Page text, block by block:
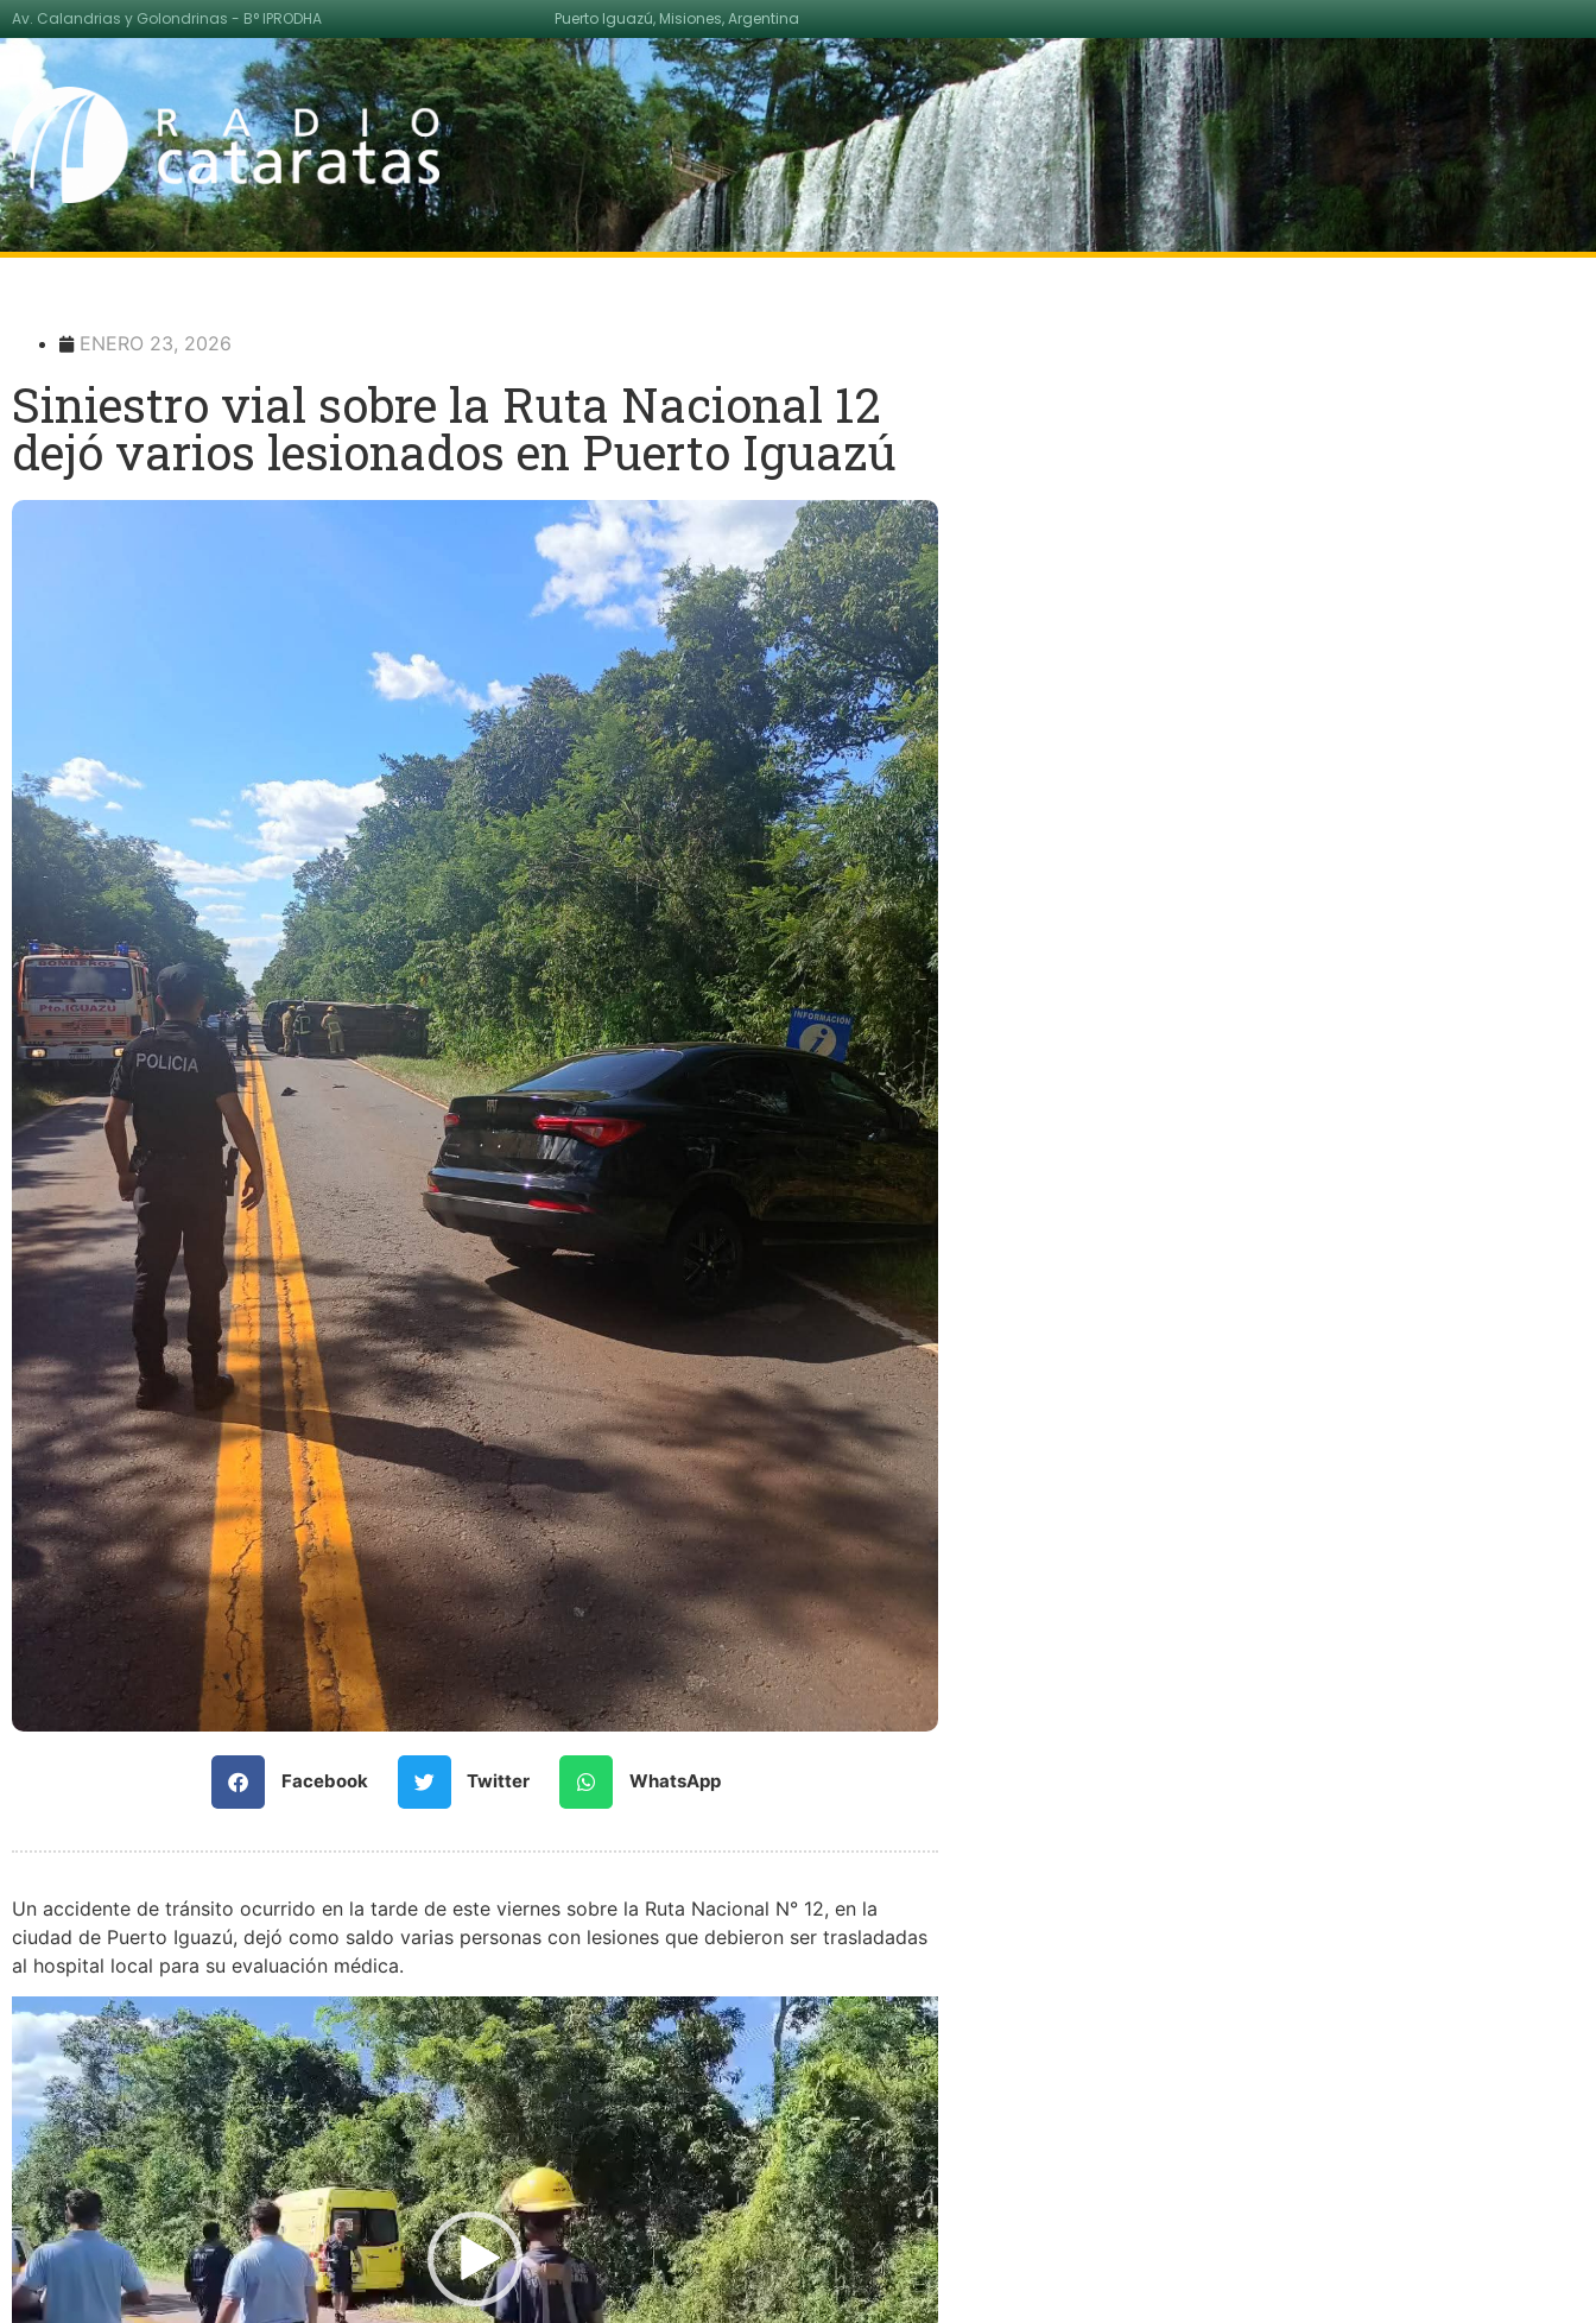
Av. Calandrias y Golondrinas - B° IPRODHA Puerto Iguazú, Misiones, Argentina
ENERO 23, 2026
Siniestro vial sobre la Ruta Nacional 12
dejó varios lesionados en Puerto Iguazú
Facebook Twitter WhatsApp
Un accidente de tránsito ocurrido en la tarde de este viernes sobre la Ruta Nacional N° 12, en la
ciudad de Puerto Iguazú, dejó como saldo varias personas con lesiones que debieron ser trasladadas
al hospital local para su evaluación médica.
Reproductor
de
video